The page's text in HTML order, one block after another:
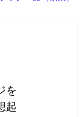
を
起